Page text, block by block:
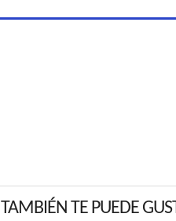
TAMBIÉN TE PUEDE